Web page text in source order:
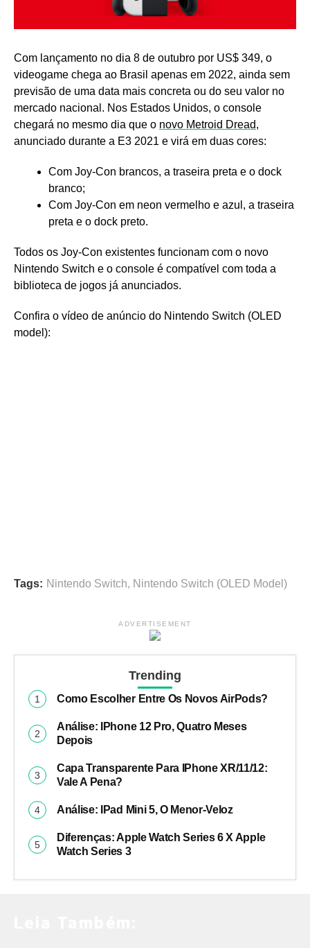
Com lançamento no dia 8 de outubro por US$ 349, o
videogame chega ao Brasil apenas em 2022, ainda sem
previsão de uma data mais concreta ou do seu valor no
mercado nacional. Nos Estados Unidos, o console
chegará no mesmo dia que o novo Metroid Dread,
anunciado durante a E3 2021 e virá em duas cores:
Com Joy-Con brancos, a traseira preta e o dock
branco;
Com Joy-Con em neon vermelho e azul, a traseira
preta e o dock preto.
Todos os Joy-Con existentes funcionam com o novo
Nintendo Switch e o console é compatível com toda a
biblioteca de jogos já anunciados.
Confira o vídeo de anúncio do Nintendo Switch (OLED
model):
Tags: Nintendo Switch, Nintendo Switch (OLED Model)
ADVERTISEMENT
Trending
Como Escolher Entre Os Novos AirPods?
Análise: IPhone 12 Pro, Quatro Meses
Depois
Capa Transparente Para IPhone XR/11/12:
Vale A Pena?
Análise: IPad Mini 5, O Menor-Veloz
Diferenças: Apple Watch Series 6 X Apple
Watch Series 3